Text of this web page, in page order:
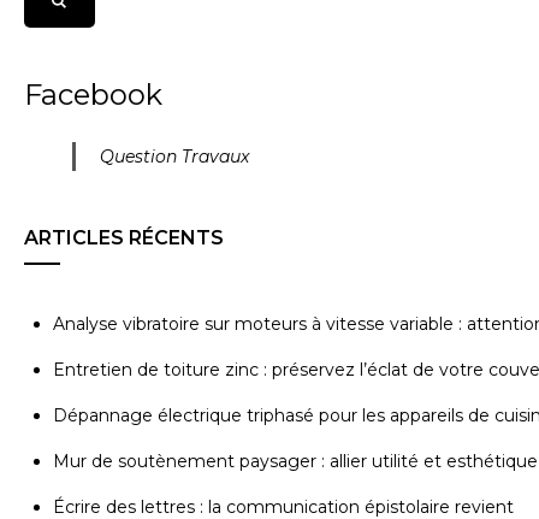
Facebook
Question Travaux
ARTICLES RÉCENTS
Analyse vibratoire sur moteurs à vitesse variable :
Entretien de toiture zinc : préservez l’éclat de votre
Dépannage électrique triphasé pour les appareils de
Mur de soutènement paysager : allier utilité et esthétique
Écrire des lettres : la communication épistolaire revient